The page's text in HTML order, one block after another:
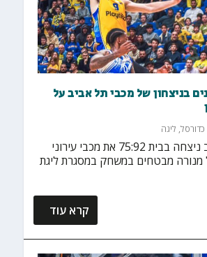
בניצחון של מכבי תל אביב על
כדורסל, ליגה
מכבי תל אביב ניצחה בבית 75:92 את מכבי עירוני
מנורה מבטחים במשחק במסגרת ליגת
קרא עוד